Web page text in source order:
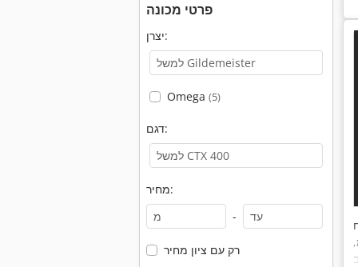
פרטי מכונה
יצרן:
Omega (5)
דגם:
מחיר:
-
רק עם ציון מחיר
,